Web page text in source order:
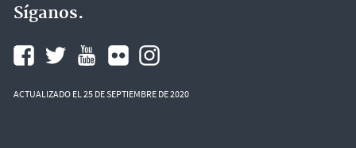
Síganos.
ACTUALIZADO EL 25 DE SEPTIEMBRE DE 2020